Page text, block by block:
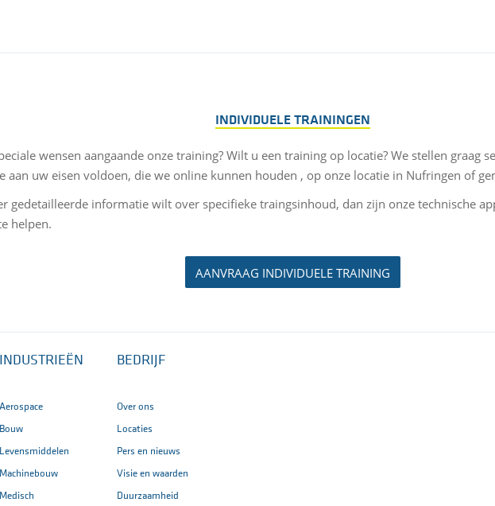
INDIVIDUELE TRAININGEN
wensen aangaande onze training? Wilt u een training op locatie? We stellen graag
aan uw eisen voldoen, die we online kunnen houden , op onze locatie in Nufringen of
gedetailleerde informatie wilt over specifieke traingsinhoud, dan zijn onze technische
helpen.
AANVRAAG INDIVIDUELE TRAINING
INDUSTRIEËN
Aerospace
Bouw
Levensmiddelen
Machinebouw
Medisch
BEDRIJF
Over ons
Locaties
Pers en nieuws
Visie en waarden
Duurzaamheid